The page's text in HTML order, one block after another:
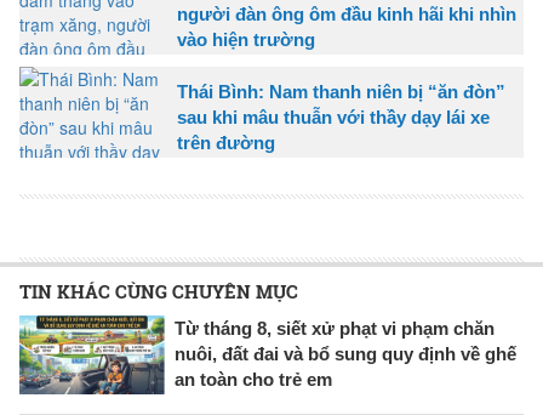
người đàn ông ôm đầu kinh hãi khi nhìn
vào hiện trường
Thái Bình: Nam thanh niên bị “ăn đòn”
sau khi mâu thuẫn với thầy dạy lái xe
trên đường
TIN KHÁC CÙNG CHUYÊN MỤC
Từ tháng 8, siết xử phạt vi phạm chăn
nuôi, đất đai và bổ sung quy định về ghế
an toàn cho trẻ em